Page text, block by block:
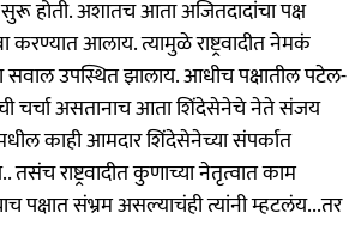
सुरू होती. अशातच आता अजितदादांचा पक्ष
करण्यात आलाय. त्यामुळे राष्ट्रवादीत नेमकं
उपस्थित झालाय. आधीच पक्षातील पटेल-
चर्चा असतानाच आता शिंदेसेनेचे नेते संजय
काही आमदार शिंदेसेनेच्या संपर्कात
राष्ट्रवादीत कुणाच्या नेतृत्वात काम
पक्षात संभ्रम असल्याचंही त्यांनी म्हटलंय...तर